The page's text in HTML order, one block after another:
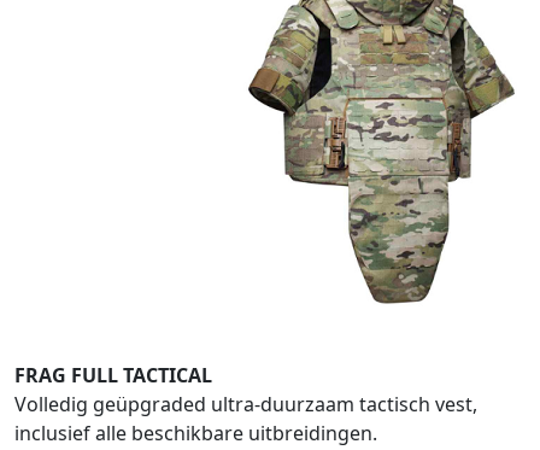
FRAG FULL TACTICAL
Volledig geüpgraded ultra-duurzaam tactisch vest,
inclusief alle beschikbare uitbreidingen.